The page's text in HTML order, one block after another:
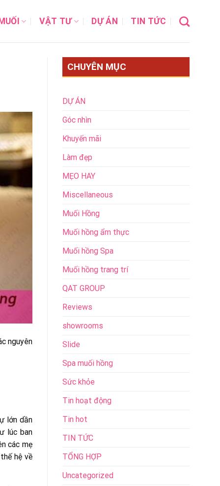
VẬT TƯ DỰ ÁN TIN TỨC
nguyên
lớn dần
lúc ban
các mẹ
hệ về
CHUYÊN MỤC
DỰ ÁN
Góc nhìn
Khuyến mãi
Làm đẹp
MẸO HAY
Miscellaneous
Muối Hồng
Muối hồng ẩm thực
Muối hồng Spa
Muối hồng trang trí
QAT GROUP
Reviews
showrooms
Slide
Spa muối hồng
Sức khỏe
Tin hoạt động
Tin hot
TIN TỨC
TỔNG HỢP
Uncategorized